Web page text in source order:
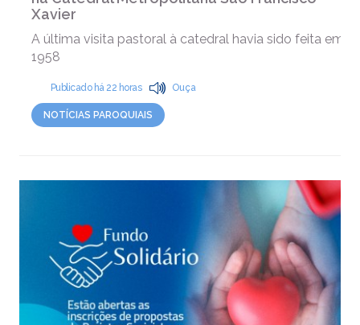
Xavier
A última visita pastoral à catedral havia sido feita em
1958
Publicado há 22 horas Ouça
NOTÍCIAS PAROQUIAIS